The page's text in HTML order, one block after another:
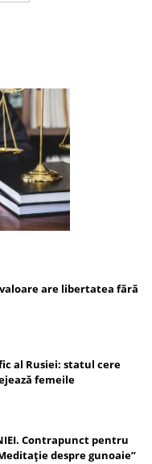
valoare are libertatea fără
al Rusiei: statul cere
femeile
Contrapunct pentru
despre gunoaie”